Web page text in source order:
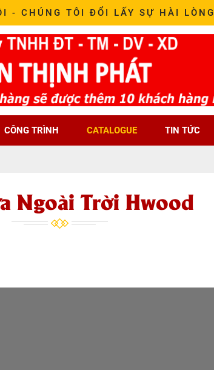
- CHÚNG TÔI ĐỔI LẤY SỰ HÀI LÒNG
CÔNG TRÌNH CATALOGUE TIN TỨC
Ngoài Trời Hwood